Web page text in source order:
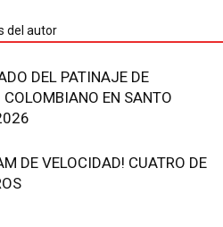
del autor
DEL PATINAJE DE
EN SANTO
DE VELOCIDAD! CUATRO DE